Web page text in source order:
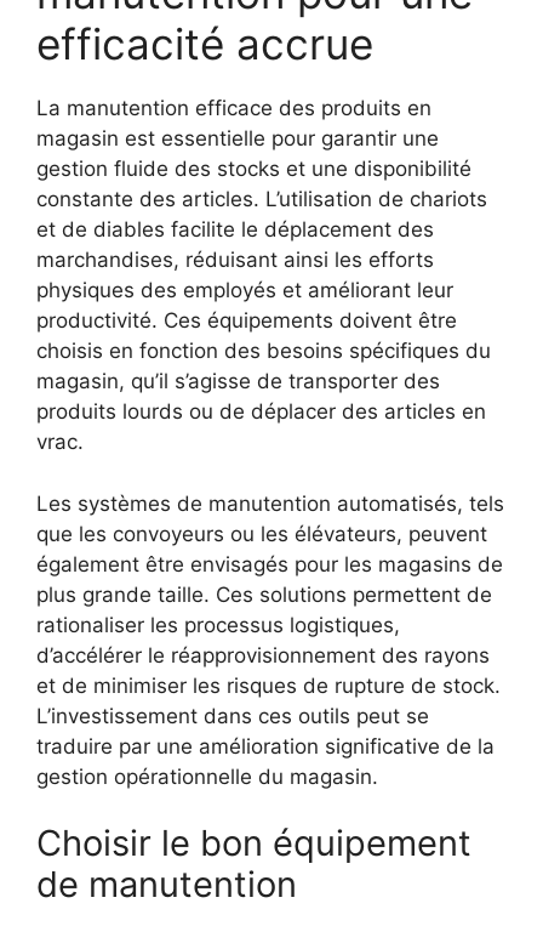
efficacité accrue
La manutention efficace des produits en
magasin est essentielle pour garantir une
gestion fluide des stocks et une disponibilité
constante des articles. L’utilisation de chariots
et de diables facilite le déplacement des
marchandises, réduisant ainsi les efforts
physiques des employés et améliorant leur
productivité. Ces équipements doivent être
choisis en fonction des besoins spécifiques du
magasin, qu’il s’agisse de transporter des
produits lourds ou de déplacer des articles en
vrac.
Les systèmes de manutention automatisés, tels
que les convoyeurs ou les élévateurs, peuvent
également être envisagés pour les magasins de
plus grande taille. Ces solutions permettent de
rationaliser les processus logistiques,
d’accélérer le réapprovisionnement des rayons
et de minimiser les risques de rupture de stock.
L’investissement dans ces outils peut se
traduire par une amélioration significative de la
gestion opérationnelle du magasin.
Choisir le bon équipement
de manutention